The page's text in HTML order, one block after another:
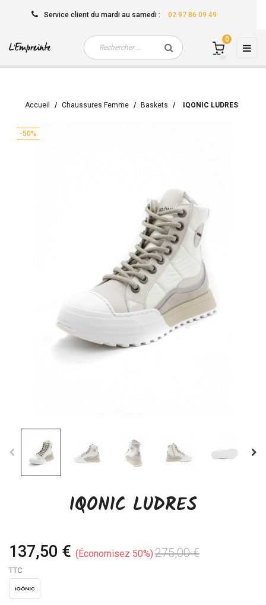
Service client du mardi au samedi : 02 97 86 09 49
☰
0
Accueil Chaussures Femme Baskets IQONIC LUDRES
-50%
IQONIC LUDRES
137,50 € Économisez 50% 275,00 €
TTC